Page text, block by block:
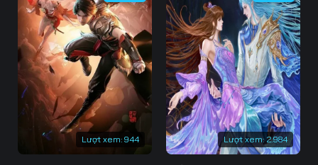
88 89 90
91 92 93
94 95 96
97 98 99
100 102
Lượt xem: 944 Lượt xem: 2.984